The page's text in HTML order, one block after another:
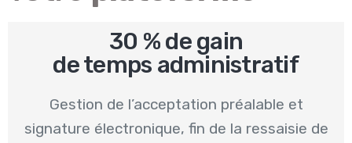
30 % de gain
de temps administratif
Gestion de l’acceptation préalable et
signature électronique, fin de la ressaisie de